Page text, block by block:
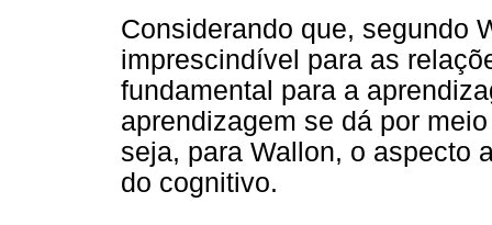
Considerando que, segundo
imprescindível para as
fundamental para a
aprendizagem se dá por
seja, para Wallon, o aspecto
do cognitivo.